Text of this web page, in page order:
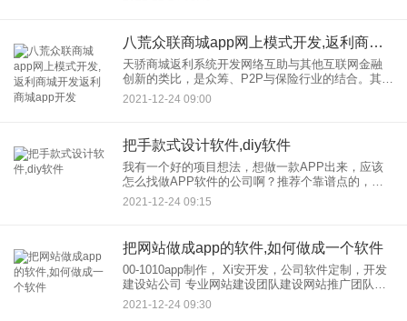
等。一款集付费出版、付费阅读和资讯出版于一体
八荒众联商城app网上模式开发,返利商城开发返利商城app开发
天骄商城返利系统开发网络互助与其他互联网金融
创新的类比，是众筹、P2P与保险行业的结合。其基
本理念和运营模式完全一致，社会效益突出，可以
作为商业保险制度的有效补充。然而，其更小更分
2021-12-24 09:00
把手款式设计软件,diy软件
我有一个好的项目想法，想做一款APP出来，应该
怎么找做APP软件的公司啊？推荐个靠谱点的，求
推荐..？如果我想做一个APP，如何找到公司作为
APP软件？ 简单来说，价格一般在几千到十万元左
2021-12-24 09:15
把网站做成app的软件,如何做成一个软件
00-1010app制作， Xi安开发，公司软件定制，开发
建设站公司 专业网站建设团队建设网站推广团队建
设、团队推广是网站建设团队的核心工作。一方
面，团队提升和优势互补；另一方面，还有由公
2021-12-24 09:30